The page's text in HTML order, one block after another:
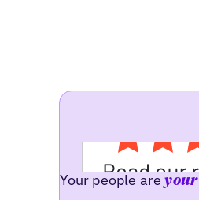
Your people areyour